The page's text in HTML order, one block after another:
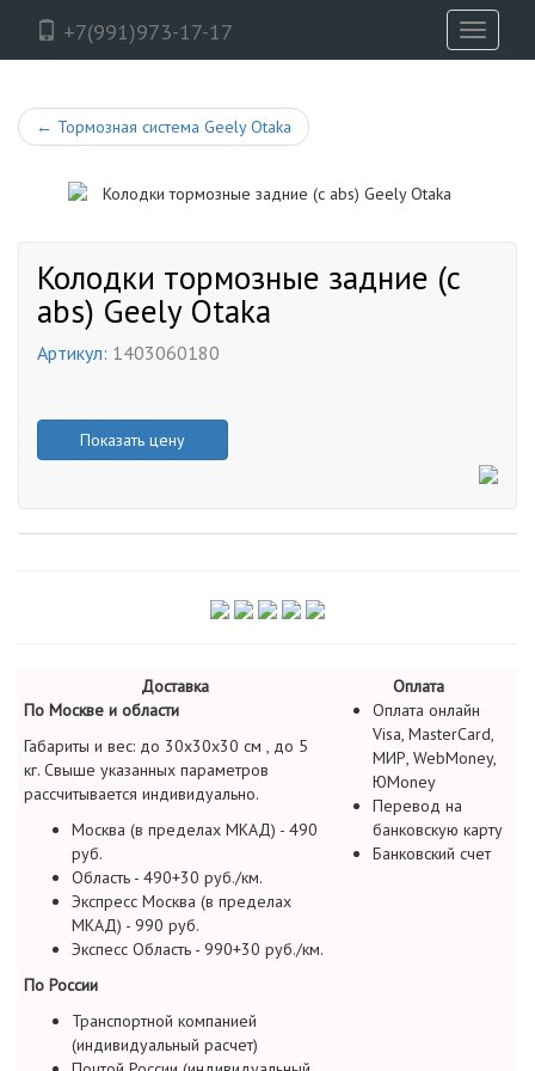
+7(991)973-17-17
Toggle
← Тормозная система Geely Otaka
Колодки тормозные задние (с
abs) Geely Otaka
Артикул: 1403060180
Показать цену
Доставка
Оплата
По Москве и области
Габариты и вес: до 30х30х30 см , до 5
кг. Свыше указанных параметров
рассчитывается индивидуально.
Москва (в пределах МКАД) - 490
руб.
Область - 490+30 руб./км.
Экспресс Москва (в пределах
МКАД) - 990 руб.
Экспесс Область - 990+30 руб./км.
По России
Транспортной компанией
(индивидуальный расчет)
Оплата онлайн
Visa, MasterCard,
МИР, WebMoney,
ЮMoney
Перевод на
банковскую карту
Банковский счет